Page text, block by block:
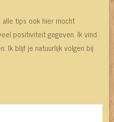
tips ook hier mocht
positiviteit gegeven. Ik vind
Ik blijf je natuurlijk volgen bij